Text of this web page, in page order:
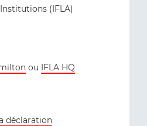
(IFLA)
ou IFLA HQ
déclaration